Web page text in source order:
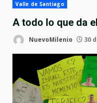
Valle de Santiago
A todo lo que da
NuevoMilenio 30